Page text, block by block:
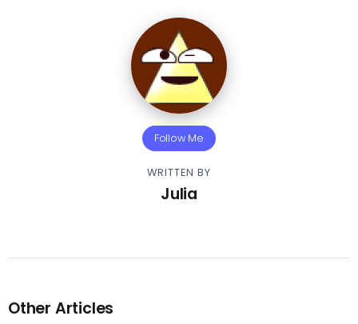
Follow Me
WRITTEN BY
Julia
Other Articles